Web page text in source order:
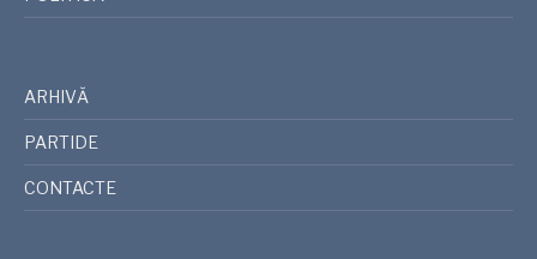
ARHIVĂ
PARTIDE
CONTACTE